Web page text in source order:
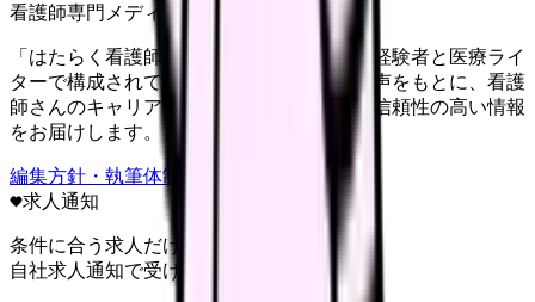
看護師専門メディア
「はたらく看護師さん」編集部は、看護師経験者と医療ライ
ターで構成されています。現場のリアルな声をもとに、看護
師さんのキャリア・転職・働き方に関する信頼性の高い情報
をお届けします。
編集方針・執筆体制・監修体制を見る
求人通知
条件に合う求人だけ
自社求人通知で受け取る